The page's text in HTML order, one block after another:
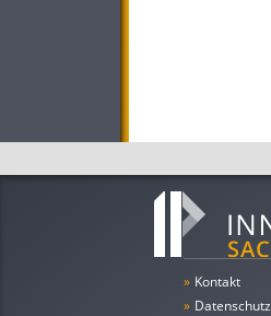
» Kontakt
» Datenschutz